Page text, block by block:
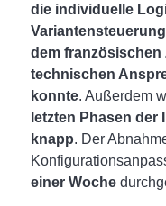
die individuelle
dem französischen
technischen
konnte. Außerdem
letzten Phasen der
knapp. Der
einer Woche